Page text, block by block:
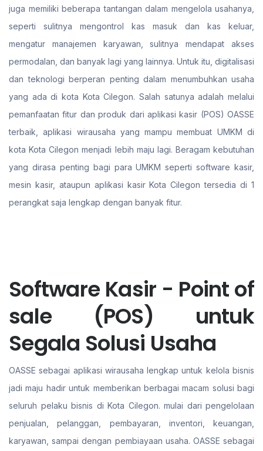
juga memiliki beberapa tantangan dalam mengelola usahanya,
seperti sulitnya mengontrol kas masuk dan kas keluar,
mengatur manajemen karyawan, sulitnya mendapat akses
permodalan, dan banyak lagi yang lainnya. Untuk itu, digitalisasi
dan teknologi berperan penting dalam menumbuhkan usaha
yang ada di kota Kota Cilegon. Salah satunya adalah melalui
pemanfaatan fitur dan produk dari aplikasi kasir (POS) OASSE
terbaik, aplikasi wirausaha yang mampu membuat UMKM di
kota Kota Cilegon menjadi lebih maju lagi. Beragam kebutuhan
yang dirasa penting bagi para UMKM seperti software kasir,
mesin kasir, ataupun aplikasi kasir Kota Cilegon tersedia di 1
perangkat saja lengkap dengan banyak fitur.
Software Kasir - Point of
sale (POS) untuk
Segala Solusi Usaha
OASSE sebagai aplikasi wirausaha lengkap untuk kelola bisnis
jadi maju hadir untuk memberikan berbagai macam solusi bagi
seluruh pelaku bisnis di Kota Cilegon. mulai dari pengelolaan
penjualan, pelanggan, pembayaran, inventori, keuangan,
karyawan, sampai dengan pembiayaan usaha. OASSE sebagai